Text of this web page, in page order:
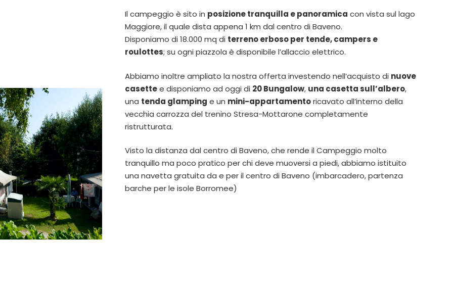
Il campeggio è sito in posizione tranquilla e panoramica con vista sul lago
Maggiore, il quale dista appena 1 km dal centro di Baveno.
Disponiamo di 18.000 mq di terreno erboso per tende, campers e
roulottes; su ogni piazzola è disponibile l’allaccio elettrico.
Abbiamo inoltre ampliato la nostra offerta investendo nell’acquisto di nuove
casettee disponiamo ad oggi di 20 Bungalow, una casetta sull’albero,
una tenda glamping e un mini-appartamentoricavato all’interno della
vecchia carrozza del trenino Stresa-Mottarone completamente
ristrutturata.
Visto la distanza dal centro di Baveno, che rende il Campeggio molto
tranquillo ma poco pratico per chi deve muoversi a piedi, abbiamo istituito
una navetta gratuita da e per il centro di Baveno (imbarcadero, partenza
barche per le isole Borromee)